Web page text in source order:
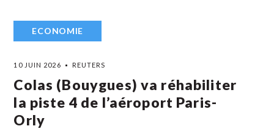
ECONOMIE
10 JUIN 2026 REUTERS
Colas (Bouygues) va réhabiliter
la piste 4 de l’aéroport Paris-
Orly